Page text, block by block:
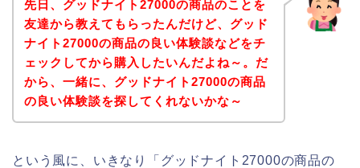
先日、グッドナイト27000の商品のことを
友達から教えてもらったんだけど、グッド
ナイト27000の商品の良い体験談などをチ
ェックしてから購入したいんだよね～。だ
から、一緒に、グッドナイト27000の商品
の良い体験談を探してくれないかな～
という風に、いきなり「グッドナイト27000の商品の